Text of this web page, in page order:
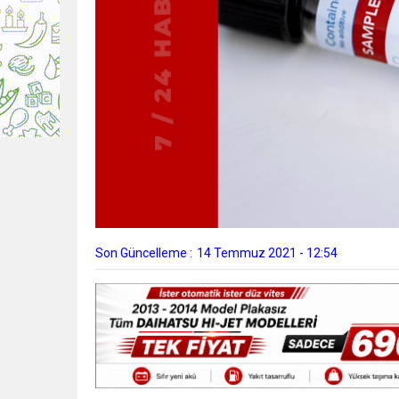
Son Güncelleme : 14 Temmuz 2021 - 12:54